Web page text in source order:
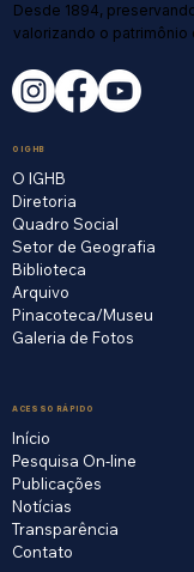
Desde 1894,
valorizando o patrimônio
O IGHB
O IGHB
Diretoria
Quadro Social
Setor de Geografia
Biblioteca
Arquivo
Pinacoteca/Museu
Galeria de Fotos
ACESSO RÁPIDO
Início
Pesquisa On-line
Publicações
Notícias
Transparência
Contato